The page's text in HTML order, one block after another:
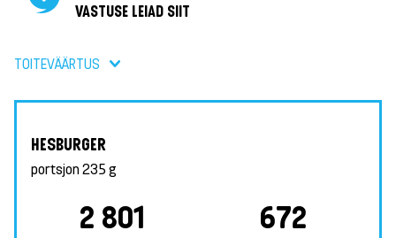
VASTUSE LEIAD SIIT
TOITEVÄÄRTUS
HESBURGER
portsjon235 g
2 801 672